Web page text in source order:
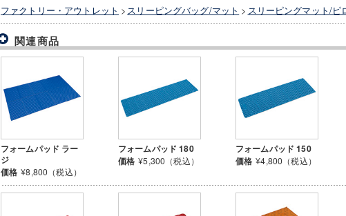
ファクトリー・アウトレット > スリーピングバッグ/マット > スリーピングマット/ピ
関連商品
フォームパッド ラー
ジ
価格 ¥8,800（税込）
フォームパッド 180
価格 ¥5,300（税込）
フォームパッド 150
価格 ¥4,800（税込）